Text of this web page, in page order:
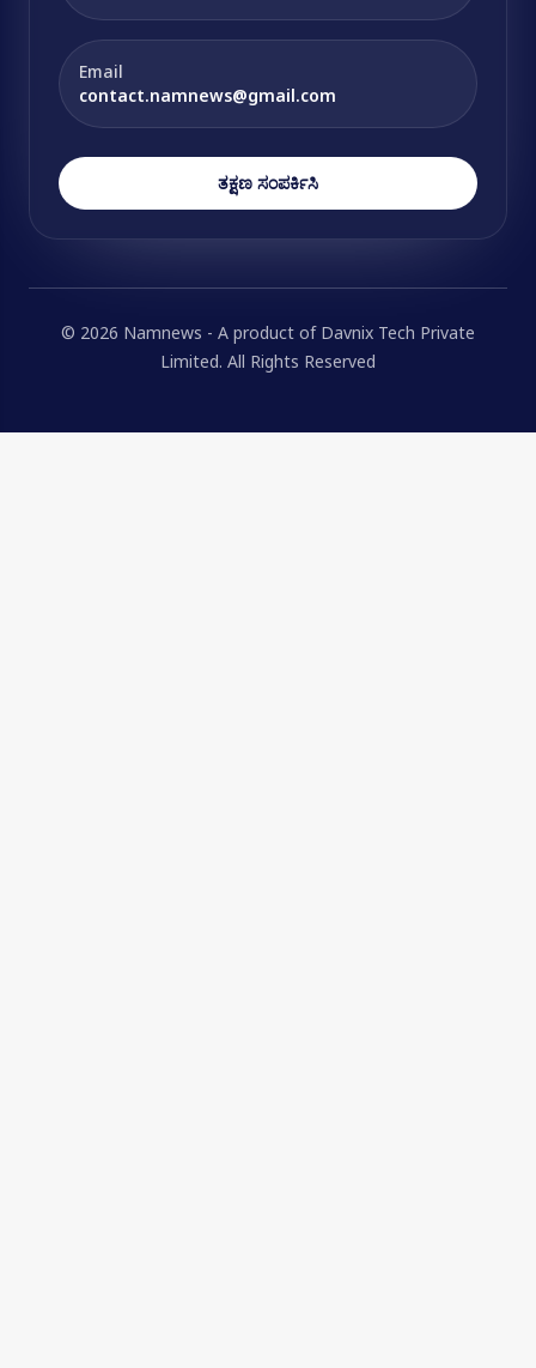
Email
contact.namnews@gmail.com
ತಕ್ಷಣ ಸಂಪರ್ಕಿಸಿ
© 2026 Namnews - A product of Davnix Tech Private
Limited. All Rights Reserved